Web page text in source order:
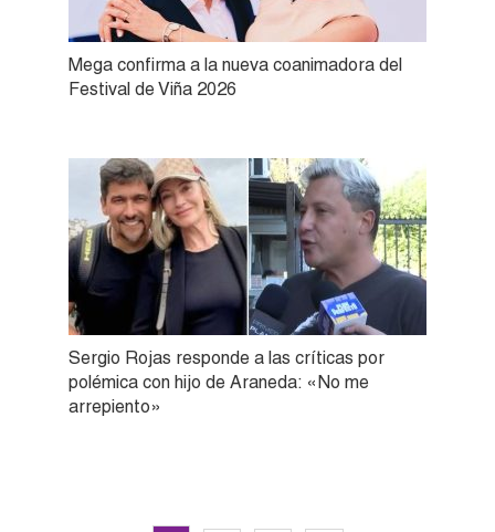
Mega confirma a la nueva coanimadora del
Festival de Viña 2026
Sergio Rojas responde a las críticas por
polémica con hijo de Araneda: «No me
arrepiento»